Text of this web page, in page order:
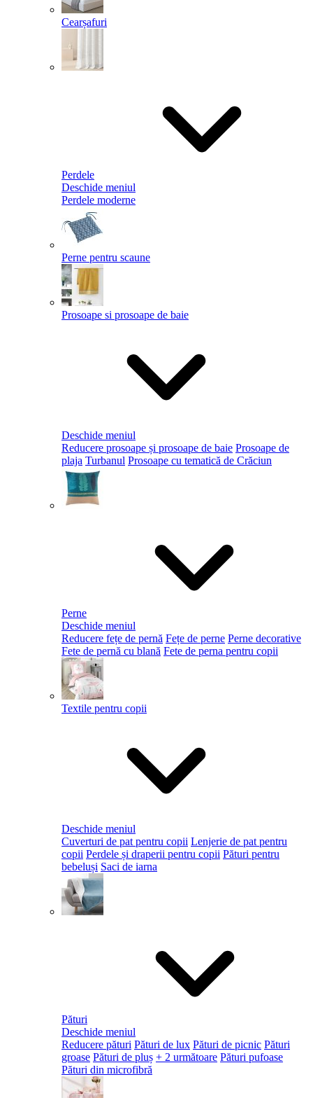
Cearșafuri
Perdele
Deschide meniul
Perdele moderne
Perne pentru scaune
Prosoape si prosoape de baie
Deschide meniul
Reducere prosoape și prosoape de baie Prosoape de
plaja Turbanul Prosoape cu tematică de Crăciun
Perne
Deschide meniul
Reducere fețe de pernă Fețe de perne Perne decorative
Fete de pernă cu blană Fete de perna pentru copii
Textile pentru copii
Deschide meniul
Cuverturi de pat pentru copii Lenjerie de pat pentru
copii Perdele și draperii pentru copii Pături pentru
bebeluși Saci de iarna
Pături
Deschide meniul
Reducere pături Pături de lux Pături de picnic Pături
groase Pături de pluș + 2 următoare Pături pufoase
Pături din microfibră